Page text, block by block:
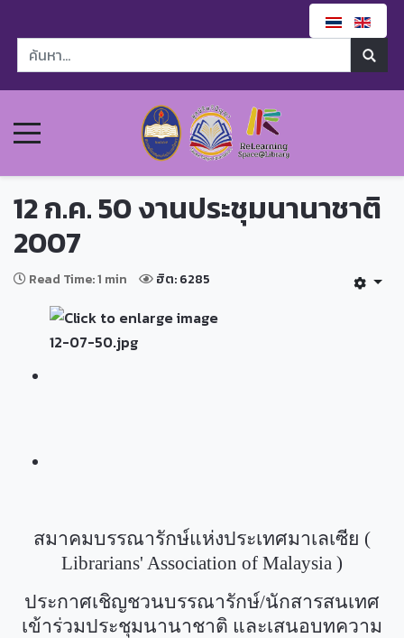
12 ก.ค. 50 งานประชุมนานาชาติ
2007
Read Time: 1 min ฮิต: 6285
สมาคมบรรณารักษ์แห่งประเทศมาเลเซีย (
Librarians' Association of Malaysia )
ประกาศเชิญชวนบรรณารักษ์/นักสารสนเทศ
เข้าร่วมประชุมนานาชาติ และเสนอบทความ